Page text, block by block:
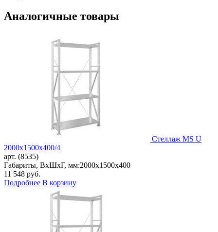
Аналогичные товары
Стеллаж MS U
2000x1500x400/4
арт. (8535)
Габариты, ВxШxГ, мм:2000x1500x400
11 548 руб.
Подробнее В корзину